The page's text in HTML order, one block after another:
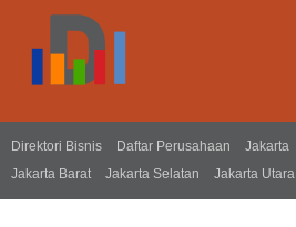
Direktori Bisnis Daftar Perusahaan Jakarta
Jakarta Barat
Jakarta Selatan Jakarta Utara